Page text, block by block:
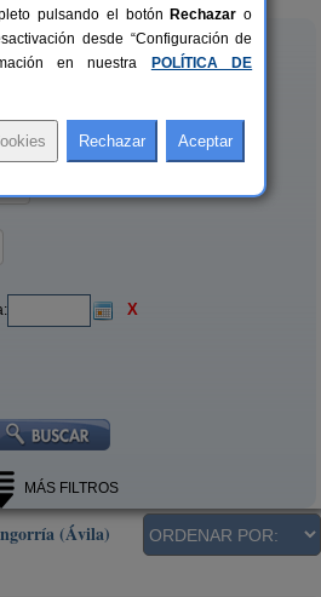
X
MÁS FILTROS
(Ávila)
pulsando el botón Rechazar o
desde “Configuración de
en nuestra
POLÍTICA DE